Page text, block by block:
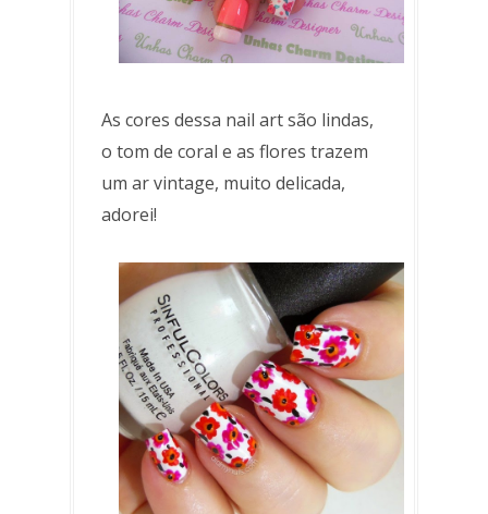
As cores dessa nail art são lindas,
o tom de coral e as flores trazem
um ar vintage, muito delicada,
adorei!